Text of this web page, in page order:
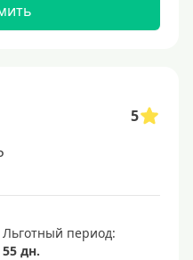
5
Льготный период:
55 дн.